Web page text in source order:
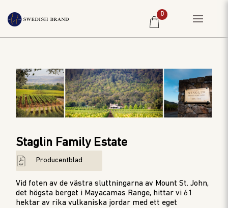
PRIVATKUND
RESTAURANG
PRODUCENTER
OM OSS
WEBBSHOP
0
Staglin Family Estate
Producentblad
Vid foten av de västra sluttningarna av Mount St. John,
det högsta berget i Mayacamas Range, hittar vi 61
hektar av rika vulkaniska jordar med ett eget